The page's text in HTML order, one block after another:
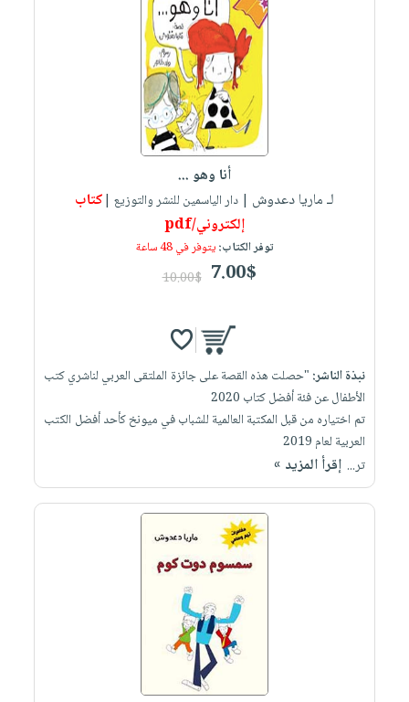
أنا وهو ...
لـ ماريا دعدوش | دار الياسمين للنشر والتوزيع |كتاب
إلكتروني/pdf
توفر الكتاب:يتوفر في 48 ساعة
7.00$
10.00$
نبذة الناشر: "حصلت هذه القصة على جائزة الملتقى العربي لناشري كتب
الأطفال عن فئة أفضل كتاب 2020
تم اختياره من قبل المكتبة العالمية للشباب في ميونخ كأحد أفضل الكتب
العربية لعام 2019
تر... إقرأ المزيد »